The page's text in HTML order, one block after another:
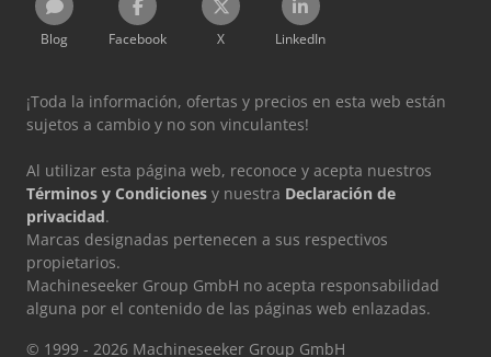
Blog Facebook X LinkedIn
¡Toda la información, ofertas y precios en esta web están
sujetos a cambio y no son vinculantes!
Al utilizar esta página web, reconoce y acepta nuestros
Términos y Condiciones y nuestra Declaración de
privacidad.
Marcas designadas pertenecen a sus respectivos
propietarios.
Machineseeker Group GmbH no acepta responsabilidad
alguna por el contenido de las páginas web enlazadas.
© 1999 - 2026 Machineseeker Group GmbH